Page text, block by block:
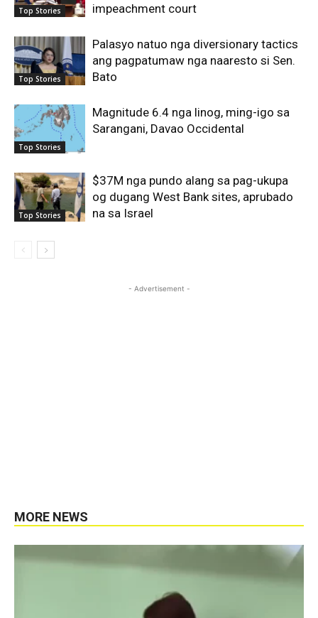
Top Stories
impeachment court
Top Stories
Palasyo natuo nga diversionary tactics
ang pagpatumaw nga naaresto si Sen.
Bato
Top Stories
Magnitude 6.4 nga linog, ming-igo sa
Sarangani, Davao Occidental
Top Stories
$37M nga pundo alang sa pag-ukupa
og dugang West Bank sites, aprubado
na sa Israel
- Advertisement -
MORE NEWS